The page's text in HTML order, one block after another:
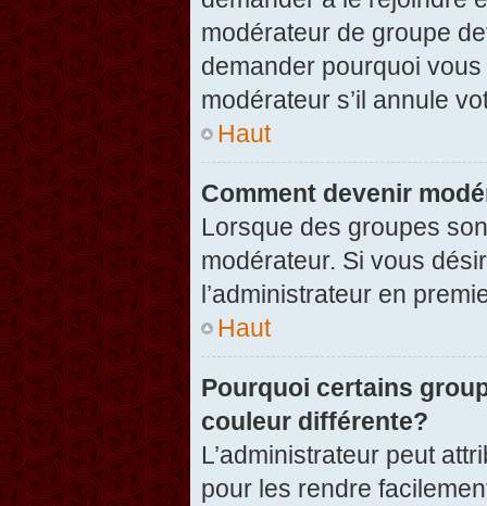
modérateur de groupe
demander pourquoi
modérateur s’il annule
Haut
Comment devenir
Lorsque des groupes
modérateur. Si vous
l’administrateur en
Haut
Pourquoi certains
couleur différente?
L’administrateur peut
pour les rendre